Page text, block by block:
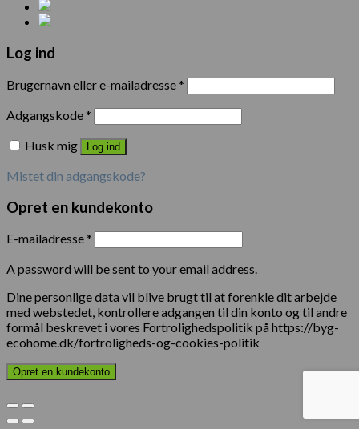
Log ind
Brugernavn eller e-mailadresse*
Adgangskode*
Husk mig
Log ind
Mistet din adgangskode?
Opret en kundekonto
E-mailadresse*
A password will be sent to your email address.
Dine personlige data vil blive brugt til at forenkle dit arbejde
med webstedet, kontrollere adgangen til din konto og til andre
formål beskrevet i vores Fortrolighedspolitik på https://byg-
ecohome.dk/fortroligheds-og-cookies-politik
Opret en kundekonto